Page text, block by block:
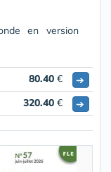
en version
80.40 €
➔
320.40 € ➔